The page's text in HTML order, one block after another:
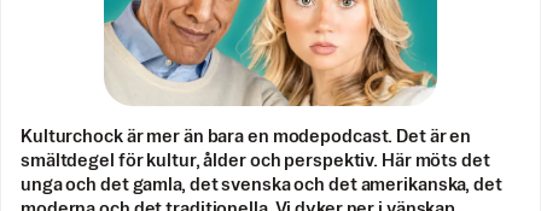
Kulturchock är mer än bara en modepodcast. Det är en
smältdegel för kultur, ålder och perspektiv. Här möts det
unga och det gamla, det svenska och det amerikanska, det